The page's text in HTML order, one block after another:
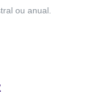
ou anual.